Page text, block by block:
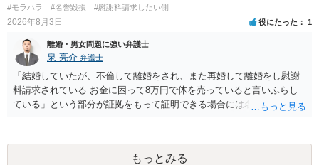
#モラハラ #名誉毀損 #慰謝料請求したい側
2026年8月3日 役にたった 1
離婚・男女問題に強い弁護士
泉 亮介 弁護士
「結婚していたが、不倫して離婚をされ、また再婚して離婚をし慰謝
料請求されている お金に困って8万円で体を売っていると言いふらし
ている」という部分が証拠をもって証明できる場合には名誉権侵害や
ょう。 既に弁護士にご依頼されているとのことですので，依頼中の弁
護士と打ち合わせの末どのように対応するかを決められると良いでし
もっとみる